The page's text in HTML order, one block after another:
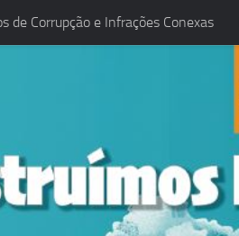
de Corrupção e Infrações Conexas